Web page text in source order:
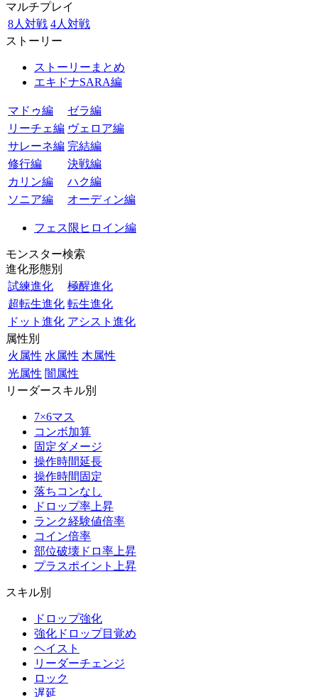
マルチプレイ
8人対戦 4人対戦
ストーリー
ストーリーまとめ
エキドナSARA編
マドゥ編
ゼラ編
リーチェ編 ヴェロア編
サレーネ編 完結編
修行編
決戦編
カリン編
ハク編
ソニア編
オーディン編
フェス限ヒロイン編
モンスター検索
進化形態別
試練進化
極醒進化
超転生進化 転生進化
ドット進化 アシスト進化
属性別
火属性 水属性 木属性
光属性 闇属性
リーダースキル別
7×6マス
コンボ加算
固定ダメージ
操作時間延長
操作時間固定
落ちコンなし
ドロップ率上昇
ランク経験値倍率
コイン倍率
部位破壊ドロ率上昇
プラスポイント上昇
スキル別
ドロップ強化
強化ドロップ目覚め
ヘイスト
リーダーチェンジ
ロック
遅延